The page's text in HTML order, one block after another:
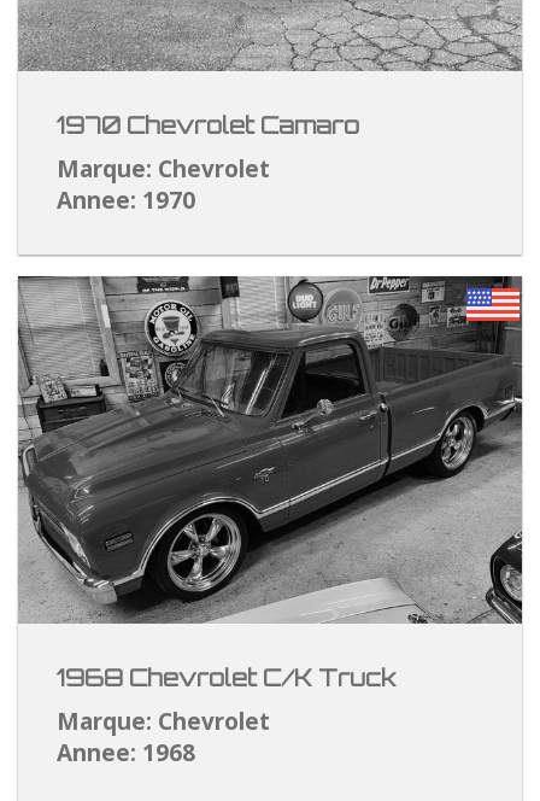
1970 Chevrolet Camaro
Marque: Chevrolet
Annee: 1970
1968 Chevrolet C/K Truck
Marque: Chevrolet
Annee: 1968